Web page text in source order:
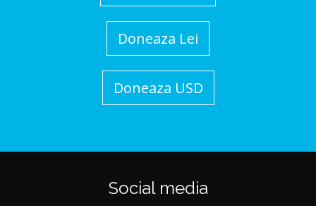
Doneaza Lei
Doneaza USD
Social media